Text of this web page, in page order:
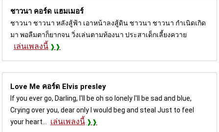
ชาวนา คอร์ด แฮมเมอร์
ชาวนา ชาวนา หลังสู้ฟ้า เอาหน้าลงสู้ดิน ชาวนา ชาวนา กำเนิดเกิด
มา พอลืมตาก็ยากจน วิ่งเล่นตามท้องนา ประสาเด็กเลี้ยงควาย
เล่นเพลงนี้
Love Me คอร์ด Elvis presley
If you ever go, Darling, I'll be oh so lonely I'll be sad and blue,
Crying over you, dear only I would beg and steal Just to feel
your heart... เล่นเพลงนี้